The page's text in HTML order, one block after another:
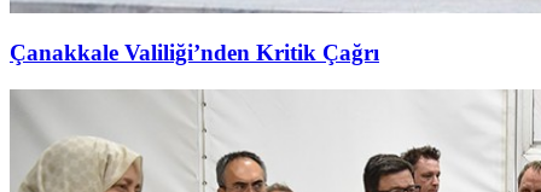
Çanakkale Valiliği’nden Kritik Çağrı